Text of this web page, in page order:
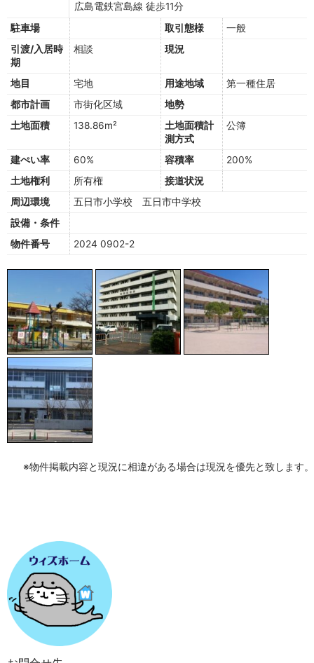
広島電鉄宮島線 徒歩11分
駐車場
取引態様
一般
引渡/入居時
期
相談 現況
地目 宅地 用途地域
第一種住居
都市計画
市街化区域
地勢
土地面積
138.86m²
土地面積計
測方式
公簿
建ぺい率 60% 容積率
200%
土地権利
所有権
接道状況
周辺環境
五日市小学校 五日市中学校
設備・条件
物件番号
2024 0902-2
※物件掲載内容と現況に相違がある場合は現況を優先と致します。